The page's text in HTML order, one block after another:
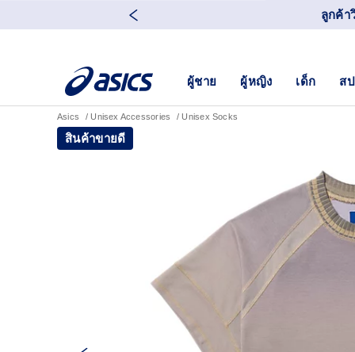
ลูกค้า
ผู้ชาย ผู้หญิง เด็ก ส
Asics Unisex Accessories Unisex Socks
สินค้าขายดี